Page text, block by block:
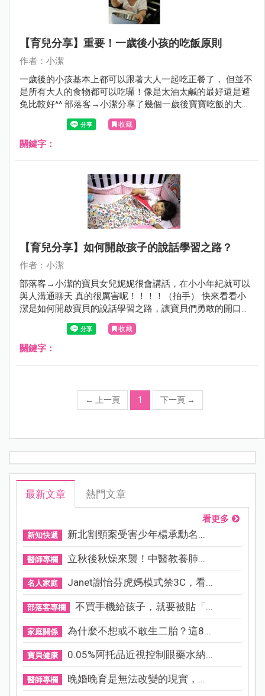
【育兒分享】重要！一歲後小孩的吃飯原則
作者：小潔
一歲後的小孩基本上都可以跟著大人一起吃正餐了， 但並不
是所有大人的食物都可以吃囉！像是太油太鹹的最好還是避
免比較好^^ 部落客→小潔分享了幾個一歲後寶寶吃飯的大方
向原則，給媽咪們參考參考囉！
收藏
關鍵字：
【育兒分享】如何開啟孩子的說話學習之路？
作者：小潔
部落客→小潔的寶貝女兒妮妮很會講話，在小小年紀就可以
與人溝通聊天 真的很厲害呢！！！！（拍手） 快來看看小
潔是如何開啟寶貝的說話學習之路，讓寶貝們勇敢的開口吧
收藏
關鍵字：
← 上一頁 1 下一頁 →
最新文章 熱門文章
看更多
新知快遞 新北割頸案受害少年楊承勳名...
醫師專欄 立秋後秋燥來襲！中醫教養肺...
名人家庭 Janet謝怡芬虎媽模式禁3C，看...
部落客專欄 不買手機給孩子，就要被貼「...
家庭關係 為什麼不想或不敢生二胎？這8...
寶貝健康 0.05%阿托品近視控制眼藥水納...
醫師專欄 晚婚晚育是無法改變的現實，...